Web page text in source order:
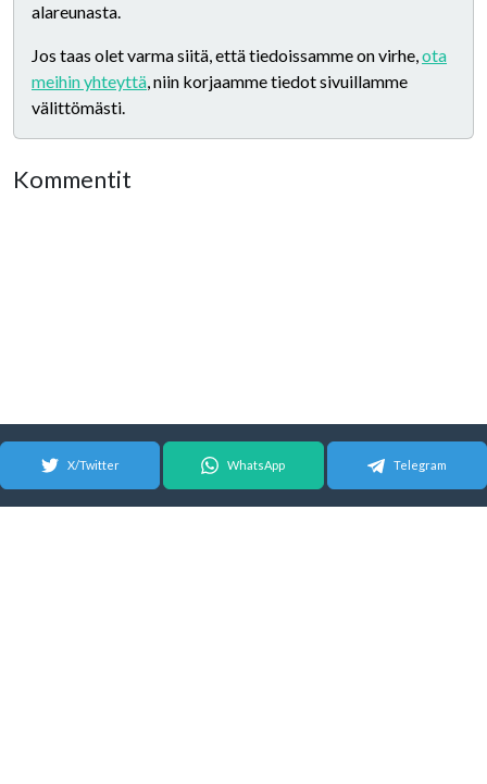
alareunasta.
Jos taas olet varma siitä, että tiedoissamme on virhe,ota
meihin yhteyttä, niin korjaamme tiedot sivuillamme
välittömästi.
Kommentit
X/Twitter WhatsApp Telegram